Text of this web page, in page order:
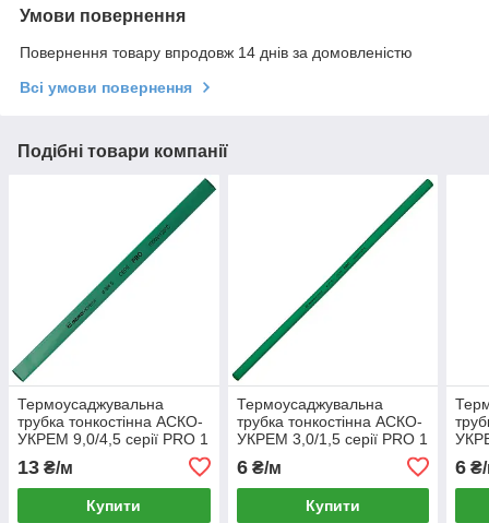
Умови повернення
Повернення товару впродовж 14 днів за домовленістю
Всі умови повернення
Подібні товари компанії
Термоусаджувальна
трубка тонкостінна АСКО-
УКРЕМ 9,0/4,5 серії PRO 1
(A0150040510)
13 ₴/м
Купити
Термоусаджувальна
трубка тонкостінна АСКО-
УКРЕМ 3,0/1,5 серії PRO 1
(A0150040460)
6₴/м
Купити
6